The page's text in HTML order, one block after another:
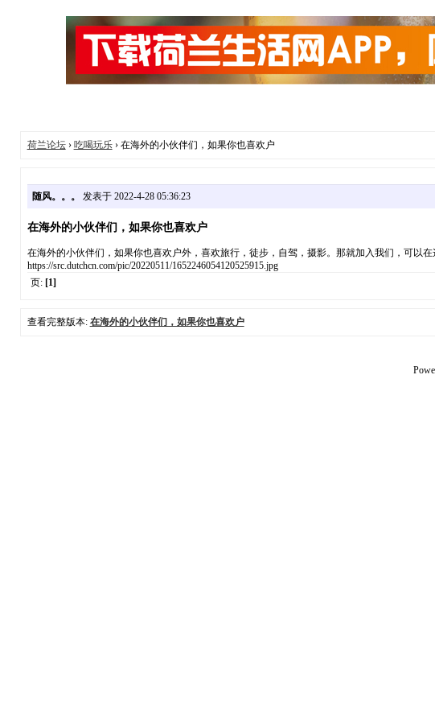
荷兰论坛› 吃喝玩乐› 在海外的小伙伴们，如果你也喜欢户
随风。。。 发表于 2022-4-28 05:36:23
在海外的小伙伴们，如果你也喜欢户
在海外的小伙伴们，如果你也喜欢户外，喜欢旅行，徒步，自驾，摄影。那就加入我们，可以
https://src.dutchcn.com/pic/20220511/1652246054120525915.jpg
页: [1]
查看完整版本: 在海外的小伙伴们，如果你也喜欢户